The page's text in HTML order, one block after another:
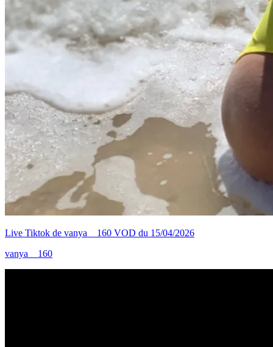
Live Tiktok de vanya__160 VOD du 15/04/2026
vanya__160